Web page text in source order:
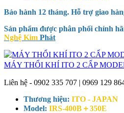
Bảo hành 12 tháng. Hỗ trợ giao
Sản phẩm được phân phối chính
Nghệ Kim Phát
MÁY THỔI KHÍ ITO 2 CẤP
Liên hệ - 0902 335 707 | 0969 129
Thương hiệu: ITO - JAPAN
Model: IRS-400B＋350E